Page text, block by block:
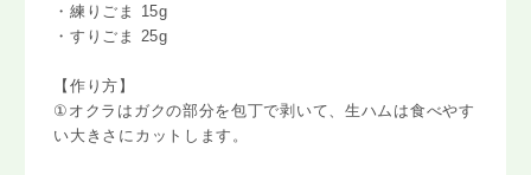
・練りごま 15g
・すりごま 25g
【作り方】
①オクラはガクの部分を包丁で剥いて、生ハムは食べやす
い大きさにカットします。